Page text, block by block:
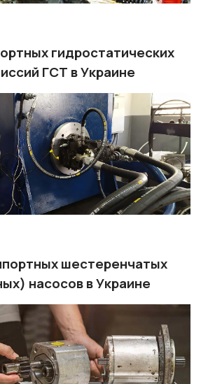
гидростатических
ГСТ в Украине
шестеренчатых
насосов в Украине